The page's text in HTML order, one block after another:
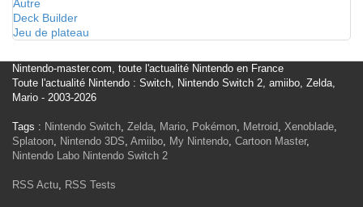
Autre
Deck Builder
Jeu de plateau
Nintendo-master.com, toute l'actualité Nintendo en France
Toute l'actualité Nintendo : Switch, Nintendo Switch 2, amiibo, Zelda,
Mario - 2003-2026
Tags : Nintendo Switch, Zelda, Mario, Pokémon, Metroid, Xenoblade,
Splatoon, Nintendo 3DS, Amiibo, My Nintendo, Cartoon Master,
Nintendo Labo Nintendo Switch 2
RSS Actu, RSS Tests